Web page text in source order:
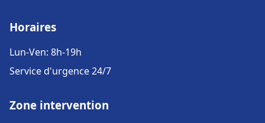
Horaires
Lun-Ven: 8h-19h
Service d'urgence 24/7
Zone intervention